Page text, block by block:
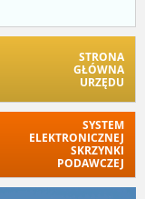
STRONA
GŁÓWNA
URZĘDU
SYSTEM
ELEKTRONICZNEJ
SKRZYNKI
PODAWCZEJ